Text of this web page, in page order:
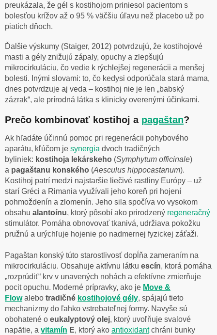
preukázala, že gél s kostihojom priniesol pacientom s
bolesťou krížov až o 95 % väčšiu úľavu než placebo už po
piatich dňoch.
Ďalšie výskumy (Staiger, 2012) potvrdzujú, že kostihojové
masti a gély znižujú zápaly, opuchy a zlepšujú
mikrocirkuláciu, čo vedie k rýchlejšej regenerácii a menšej
bolesti. Inými slovami: to, čo kedysi odporúčala stará mama,
dnes potvrdzuje aj veda – kostihoj nie je len „babský
zázrak“, ale prírodná látka s klinicky overenými účinkami.
Prečo kombinovať kostihoj a pagaštan?
Ak hľadáte účinnú pomoc pri regenerácii pohybového
aparátu, kľúčom je synergia dvoch tradičných
byliniek: kostihoja lekárskeho (Symphytum officinale)
a pagaštanu konského (Aesculus hippocastanum).
Kostihoj patrí medzi najstaršie liečivé rastliny Európy – už
starí Gréci a Rimania využívali jeho koreň pri hojení
pohmoždenín a zlomenín. Jeho sila spočíva vo vysokom
obsahu alantoínu, ktorý pôsobí ako prirodzený regeneračný
stimulátor. Pomáha obnovovať tkanivá, udržiava pokožku
pružnú a urýchľuje hojenie po nadmernej fyzickej záťaži.
Pagaštan konský túto starostlivosť dopĺňa zameraním na
mikrocirkuláciu. Obsahuje aktívnu látku escín, ktorá pomáha
„rozprúdiť“ krv v unavených nohách a efektívne zmierňuje
pocit opuchu. Moderné prípravky, ako je Move &
Flow alebo tradičné kostihojové gély, spájajú tieto
mechanizmy do ľahko vstrebateľnej formy. Navyše sú
obohatené o eukalyptový olej, ktorý uvoľňuje svalové
napätie, a vitamín E, ktorý ako antioxidantchráni bunky